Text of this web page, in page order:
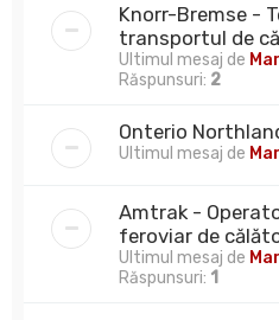
Knorr-Bremse -
transportul de
Ultimul mesaj de
Răspunsuri: 2
Onterio
Ultimul mesaj de
Amtrak -
feroviar de
Ultimul mesaj de
Răspunsuri: 1